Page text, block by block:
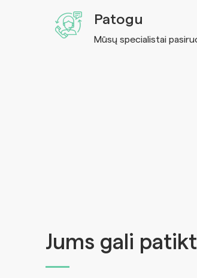
Patogu
Mūsų specialistai
Jums gali